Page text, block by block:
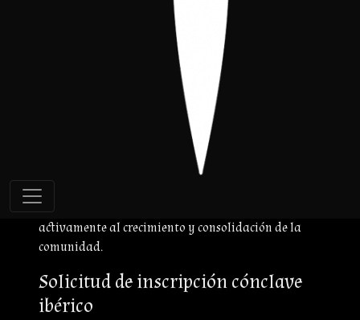
Nuevas inscripciones
Este apartado está dirigido a Matusalenes que
nunca han formado parte del Cónclave
unirte por primera vez a la asociación española de
VTES, deberás completar el formulario que
Una vez procesada tu inscripción, pasarás a formar
parte del Cónclave y comenzarás a disfrutar de los
beneficios de la membresía, además de contribuir
activamente al crecimiento y consolidación de la
comunidad.
Solicitud de inscripción cónclave
ibérico